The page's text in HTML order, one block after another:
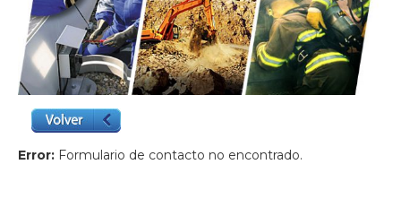
Error: Formulario de contacto no encontrado.